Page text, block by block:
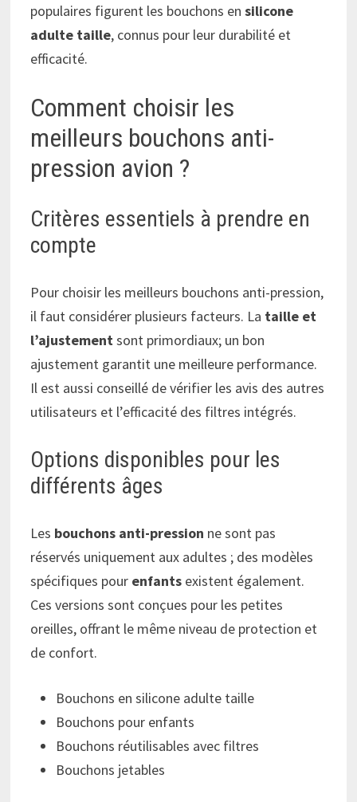
populaires figurent les bouchons ensilicone
adulte taille, connus pour leur durabilité et
efficacité.
Comment choisir les
meilleurs bouchons anti-
pression avion ?
Critères essentiels à prendre en
compte
Pour choisir les meilleurs bouchons anti-pression,
il faut considérer plusieurs facteurs. La taille et
l’ajustementsont primordiaux; un bon
ajustement garantit une meilleure performance.
Il est aussi conseillé de vérifier les avis des autres
utilisateurs et l’efficacité des filtres intégrés.
Options disponibles pour les
différents âges
Les bouchons anti-pression ne sont pas
réservés uniquement aux adultes ; des modèles
spécifiques pour enfants existent également.
Ces versions sont conçues pour les petites
oreilles, offrant le même niveau de protection et
de confort.
Bouchons en silicone adulte taille
Bouchons pour enfants
Bouchons réutilisables avec filtres
Bouchons jetables